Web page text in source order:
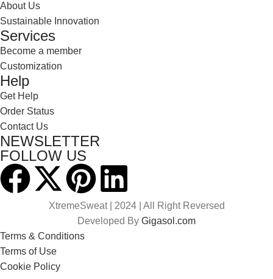
About Us
Sustainable Innovation
Services
Become a member
Customization
Help
Get Help
Order Status
Contact Us
NEWSLETTER
FOLLOW US
XtremeSweat | 2024 | All Right Reversed
Developed By Gigasol.com
Terms & Conditions
Terms of Use
Cookie Policy